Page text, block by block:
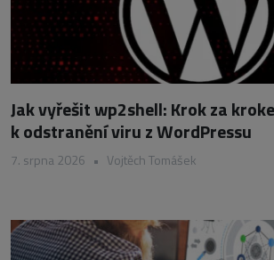
Jak vyřešit wp2shell: Krok za
k odstranění viru z WordPressu
7. srpna 2026 • Vojtěch Tomášek